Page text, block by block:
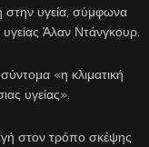
στην υγεία, σύμφωνα
υγείας Άλαν Ντάνγκουρ.
«η κλιματική
υγείας».
στον τρόπο σκέψης